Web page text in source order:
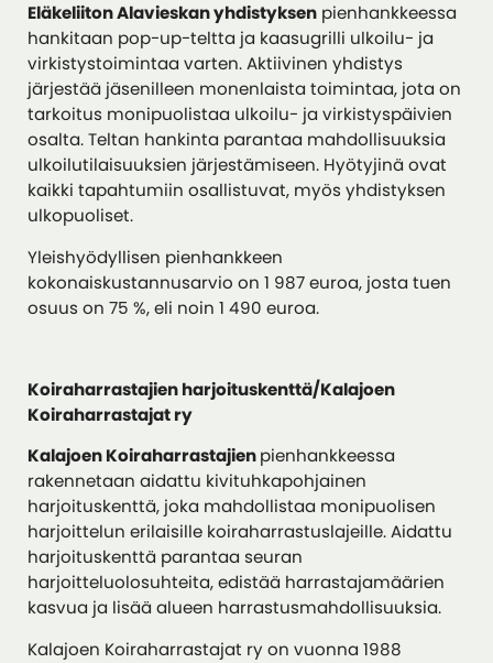
Eläkeliiton Alavieskan yhdistyksen pienhankkeessa
hankitaan pop-up-teltta ja kaasugrilli ulkoilu- ja
virkistystoimintaa varten. Aktiivinen yhdistys
järjestää jäsenilleen monenlaista toimintaa, jota on
tarkoitus monipuolistaa ulkoilu- ja virkistyspäivien
osalta. Teltan hankinta parantaa mahdollisuuksia
ulkoilutilaisuuksien järjestämiseen. Hyötyjinä ovat
kaikki tapahtumiin osallistuvat, myös yhdistyksen
ulkopuoliset.
Yleishyödyllisen pienhankkeen
kokonaiskustannusarvio on 1 987 euroa, josta tuen
osuus on 75 %, eli noin 1 490 euroa.
Koiraharrastajien harjoituskenttä/Kalajoen
Koiraharrastajat ry
Kalajoen Koiraharrastajienpienhankkeessa
rakennetaan aidattu kivituhkapohjainen
harjoituskenttä, joka mahdollistaa monipuolisen
harjoittelun erilaisille koiraharrastuslajeille. Aidattu
harjoituskenttä parantaa seuran
harjoitteluolosuhteita, edistää harrastajamäärien
kasvua ja lisää alueen harrastusmahdollisuuksia.
Kalajoen Koiraharrastajat ry on vuonna 1988